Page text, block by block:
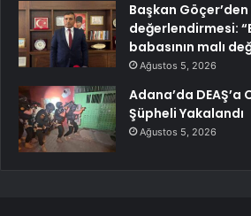
Başkan
değerlendirmesi:
babasının malı
Ağustos 5, 2026
Adana’da DEAŞ’a
Şüpheli Yakalandı
Ağustos 5, 2026